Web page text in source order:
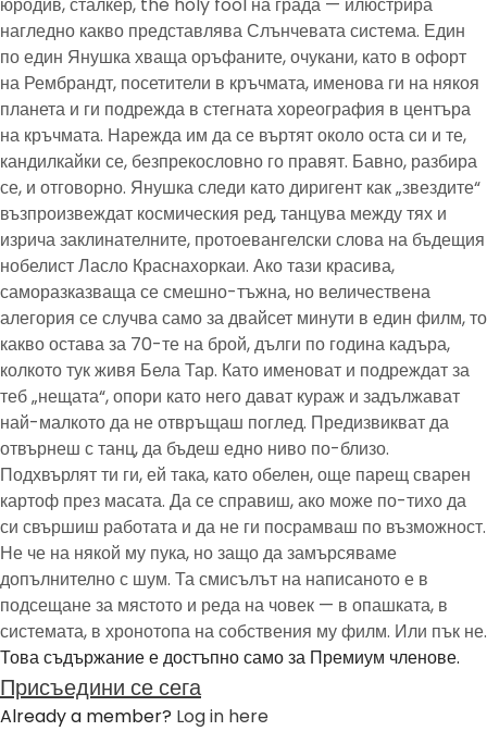
юродив, сталкер, the holy fool на града — илюстрира
нагледно какво представлява Слънчевата система. Един
по един Янушка хваща оръфаните, очукани, като в офорт
на Рембрандт, посетители в кръчмата, именова ги на някоя
планета и ги подрежда в стегната хореография в центъра
на кръчмата. Нарежда им да се въртят около оста си и те,
кандилкайки се, безпрекословно го правят. Бавно, разбира
се, и отговорно. Янушка следи като диригент как „звездите“
възпроизвеждат космическия ред, танцува между тях и
изрича заклинателните, протоевангелски слова на бъдещия
нобелист Ласло Краснахоркаи. Ако тази красива,
саморазказваща се смешно-тъжна, но величествена
алегория се случва само за двайсет минути в един филм, то
какво остава за 70-те на брой, дълги по година кадъра,
колкото тук живя Бела Тар. Като именоват и подреждат за
теб „нещата“, опори като него дават кураж и задължават
най-малкото да не отвръщаш поглед. Предизвикват да
отвърнеш с танц, да бъдеш едно ниво по-близо.
Подхвърлят ти ги, ей така, като обелен, още парещ сварен
картоф през масата. Да се справиш, ако може по-тихо да
си свършиш работата и да не ги посрамваш по възможност.
Не че на някой му пука, но защо да замърсяваме
допълнително с шум. Та смисълът на написаното е в
подсещане за мястото и реда на човек — в опашката, в
системата, в хронотопа на собствения му филм. Или пък не.
Това съдържание е достъпно само за Премиум членове.
Присъедини се сега
Already a member? Log in here